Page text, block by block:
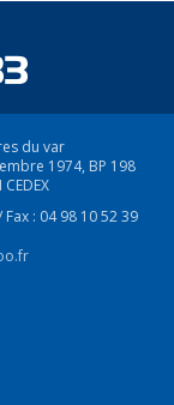
du var
1974, BP 198
: 04 98 10 52 39